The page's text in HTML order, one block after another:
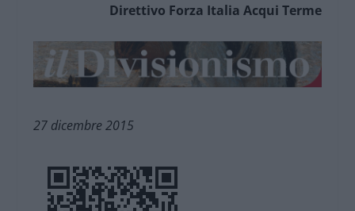
Direttivo Forza Italia Acqui Terme
27 dicembre 2015